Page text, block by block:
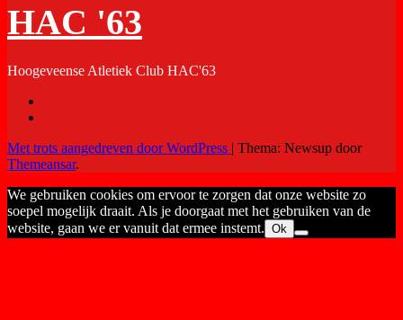
HAC '63
Hoogeveense Atletiek Club HAC'63
Met trots aangedreven door WordPress | Thema: Newsup door
Themeansar.
We gebruiken cookies om ervoor te zorgen dat onze website zo
soepel mogelijk draait. Als je doorgaat met het gebruiken van de
website, gaan we er vanuit dat ermee instemt. Ok